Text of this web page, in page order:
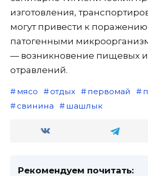
изготовления,
могут привести к
патогенными
— возникновение пищевых
отравлений.
мясо отдых первомай
свинина
шашлык
Рекомендуем почитать: